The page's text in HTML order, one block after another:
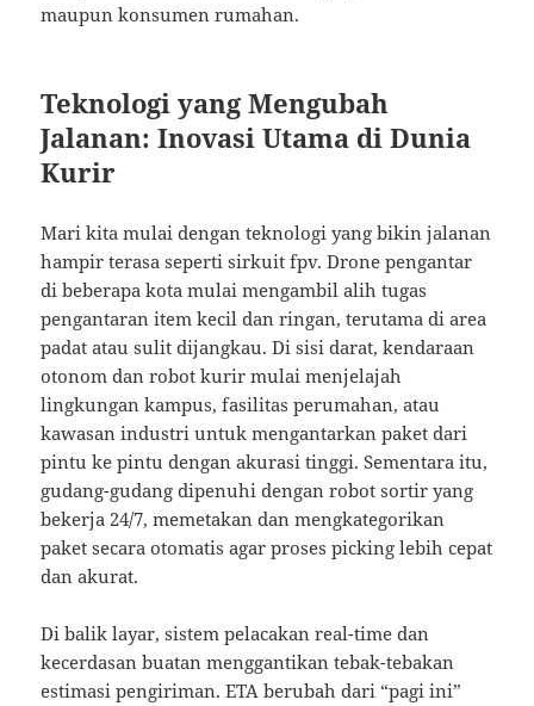
maupun konsumen rumahan.
Teknologi yang Mengubah
Jalanan: Inovasi Utama di Dunia
Kurir
Mari kita mulai dengan teknologi yang bikin jalanan
hampir terasa seperti sirkuit fpv. Drone pengantar
di beberapa kota mulai mengambil alih tugas
pengantaran item kecil dan ringan, terutama di area
padat atau sulit dijangkau. Di sisi darat, kendaraan
otonom dan robot kurir mulai menjelajah
lingkungan kampus, fasilitas perumahan, atau
kawasan industri untuk mengantarkan paket dari
pintu ke pintu dengan akurasi tinggi. Sementara itu,
gudang-gudang dipenuhi dengan robot sortir yang
bekerja 24/7, memetakan dan mengkategorikan
paket secara otomatis agar proses picking lebih cepat
dan akurat.
Di balik layar, sistem pelacakan real-time dan
kecerdasan buatan menggantikan tebak-tebakan
estimasi pengiriman. ETA berubah dari “pagi ini”